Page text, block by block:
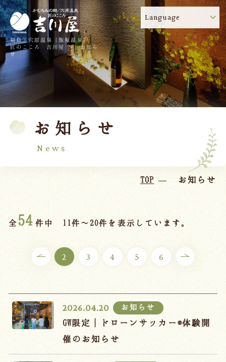
福島・穴原温泉（飯坂温泉）
匠のこころ 吉川屋 - お知ら
せ
Language
お知らせ
News
TOP お知らせ
全54 件中 11件～20件を表示しています。
2 3 4 5 6
2026.04.20 お知らせ
GW限定｜ドローンサッカー®体験開
催のお知らせ
! 吉川屋のコロナウイルス感染症対策について
TOP 吉川屋について
温泉 客室
料理
館内
ご宿泊プラン
お部屋からプランを選ぶ
空室カレンダーから選ぶ
会議・団体 吉川屋で過ごす特別な日